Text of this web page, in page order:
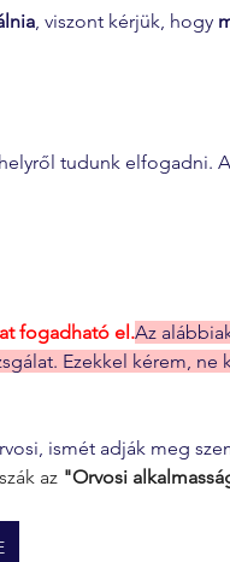
, viszont kérjük, hogy
tudunk elfogadni.
fogadható el.Az
Ezekkel kérem,
ismét adják meg
az "Orvosi